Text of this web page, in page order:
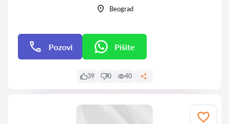
Beograd
Pozovi Pišite
39 0 40